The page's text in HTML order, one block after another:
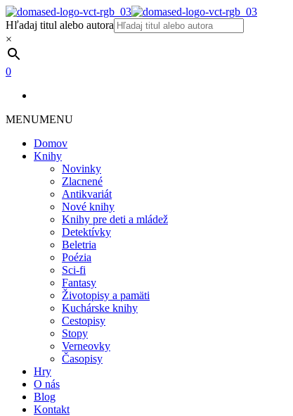
Hľadaj titul alebo autora
×
0
MENUMENU
Domov
Knihy
Novinky
Zlacnené
Antikvariát
Nové knihy
Knihy pre deti a mládež
Detektívky
Beletria
Poézia
Sci-fi
Fantasy
Životopisy a pamäti
Kuchárske knihy
Cestopisy
Stopy
Verneovky
Časopisy
Hry
O nás
Blog
Kontakt